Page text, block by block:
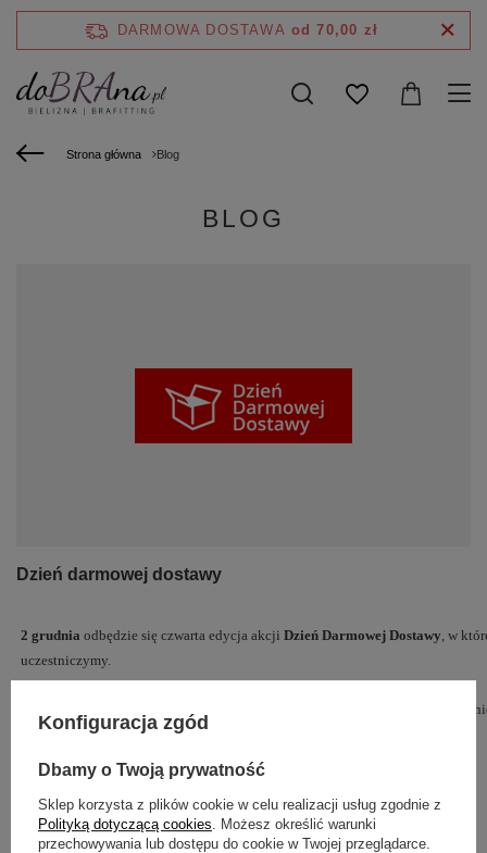
DARMOWA DOSTAWA od 70,00 zł
Strona główna Blog
BLOG
Dzień darmowej dostawy
2 grudnia odbędzie się czwarta edycja akcji Dzień Darmowej Dostawy, w
uczestniczymy.
Tego dnia oferujemy wszystkim Klientom naszego sklepu darmową dostawę,
wybranego sposobu dostawy oraz płatności.
Darmową dostawą objęte zostaną zamówienia złożone w dniu 02.12.2013.
Zobacz też stronę Dzień Darmowej Dostawy 2013.
Konfiguracja zgód
Dbamy o Twoją prywatność
Sklep korzysta z plików cookie w celu realizacji usług zgodnie z
Polityką dotyczącą cookies . Możesz określić warunki
przechowywania lub dostępu do cookie w Twojej przeglądarce.